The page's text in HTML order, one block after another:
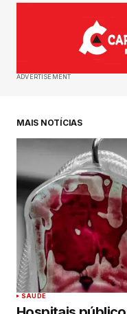
ADVERTISEMENT
MAIS NOTÍCIAS
SAUDE